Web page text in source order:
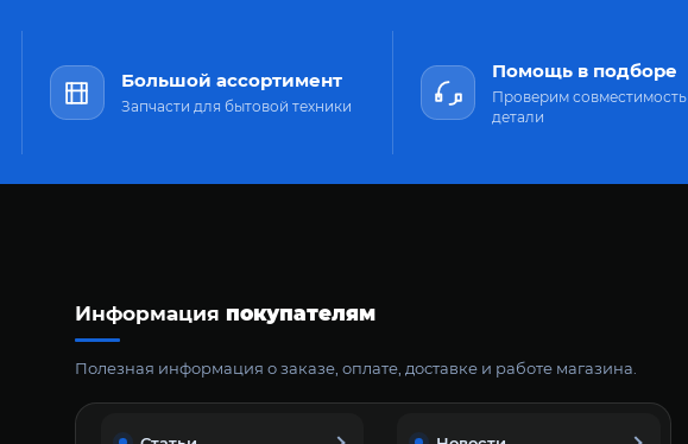
Большой ассортимент
Запчасти для бытовой техники
Помощь в подборе
Проверим совместимость
детали
Информация покупателям
Полезная информация о заказе, оплате, доставке и работе магазина.